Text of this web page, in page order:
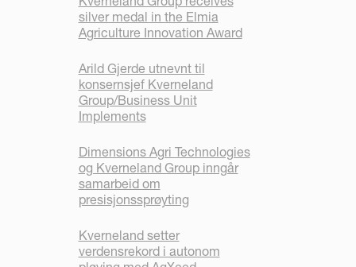
silver medal in the Elmia
Agriculture Innovation Award
Arild Gjerde utnevnt til
konsernsjef Kverneland
Group/Business Unit
Implements
Dimensions Agri Technologies
og Kverneland Group inngår
samarbeid om
presisjonssprøyting
Kverneland setter
verdensrekord i autonom